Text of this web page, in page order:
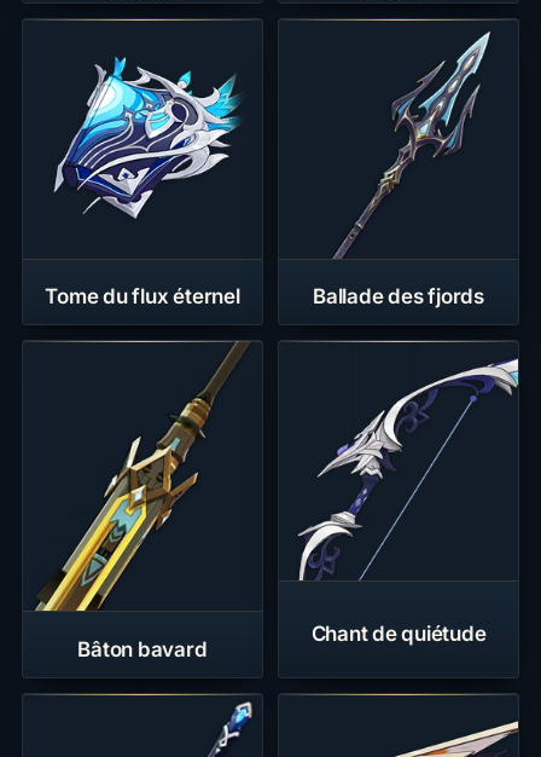
Tome du flux éternel Ballade des fjords
Bâton bavard
Chant de quiétude